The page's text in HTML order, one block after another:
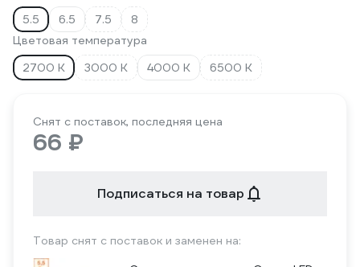
5.5
6.5 7.5
8
Цветовая температура
2700 К
3000 К 4000 К 6500 К
Снят с поставок, последняя цена
66 ₽
Подписаться на товар
Товар снят с поставок и заменен на: